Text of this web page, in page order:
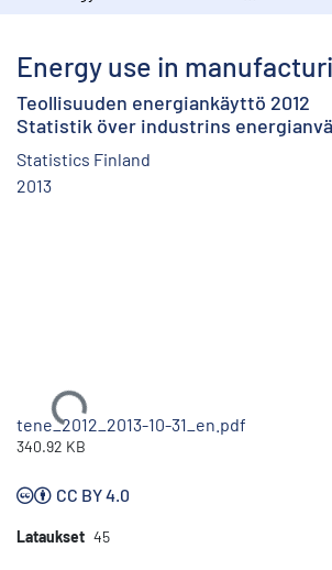
Energy use in
Teollisuuden energiankäyttö 2012
Statistik över industrins
Statistics Finland
2013
Ladataan...
tene_2012_2013-10-31_en.pdf
340.92 KB
CC BY 4.0
Lataukset 45